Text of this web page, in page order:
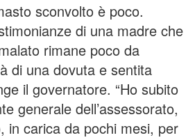
sconvolto è poco.
di una madre che
rimane poco da
di una dovuta e sentita
il governatore. “Ho subito
generale dell’assessorato,
in carica da pochi mesi, per